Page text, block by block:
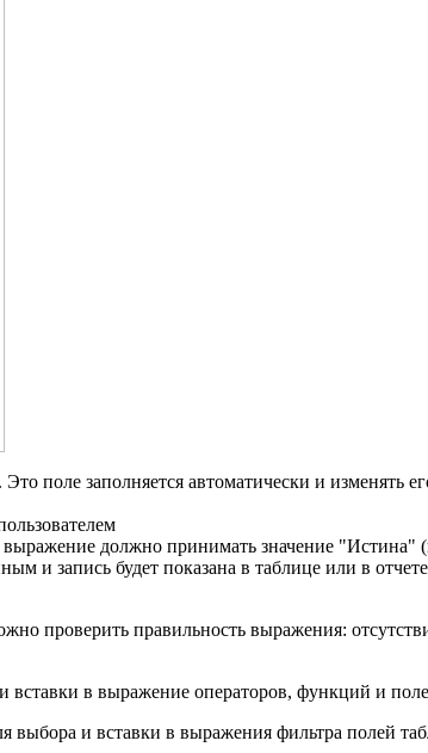
поле заполняется автоматически и изменять
должно принимать значение "Истина"
и запись будет показана в таблице или в
проверить правильность выражения:
вставки в выражение операторов, функций и
выбора и вставки в выражения фильтра полей